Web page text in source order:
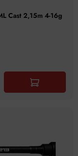
Cast 2,15m 4-16g